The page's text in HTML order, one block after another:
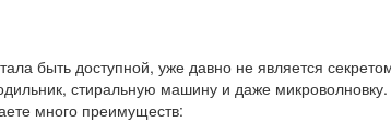
быть доступной, уже давно не является
стиральную машину и даже
много преимуществ: